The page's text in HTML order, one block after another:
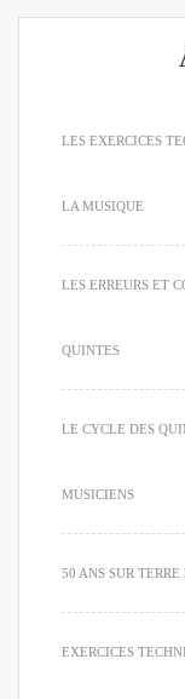
LES EXERCICES
LA MUSIQUE
LES ERREURS ET
QUINTES
LE CYCLE DES
MUSICIENS
50 ANS SUR
EXERCICES